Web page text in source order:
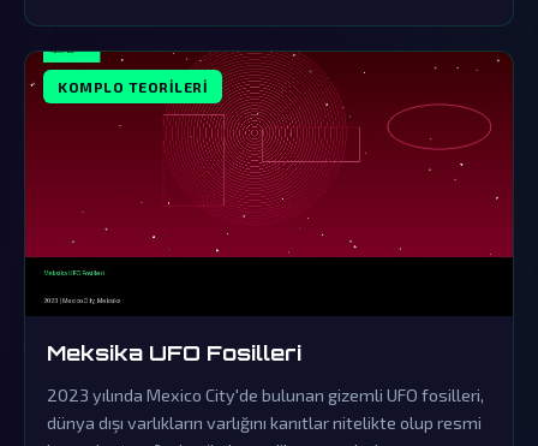
KOMPLO TEORILERI
Meksika UFO Fosilleri
2023 yılında Mexico City'de bulunan gizemli UFO fosilleri,
dünya dışı varlıkların varlığını kanıtlar nitelikte olup resmi